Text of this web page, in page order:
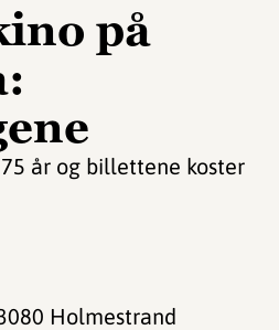
på
år og billettene koster
Holmestrand